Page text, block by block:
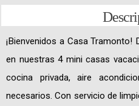
¡Bienvenidos a Casa
en nuestras 4 mini casas
cocina privada, aire
necesarios. Con servicio de